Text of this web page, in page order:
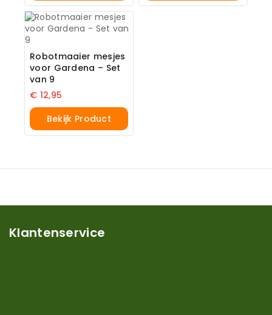
Robotmaaier mesjes
voor Gardena – Set
van 9
€ 12,95
Bekijk Product
Klantenservice